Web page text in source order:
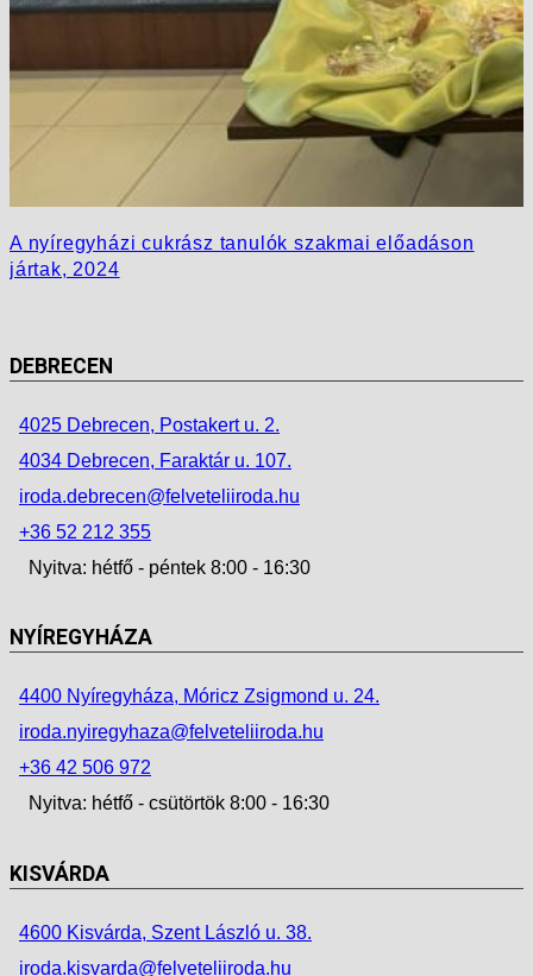
A nyíregyházi cukrász tanulók szakmai előadáson
jártak, 2024
DEBRECEN
4025 Debrecen, Postakert u. 2.
4034 Debrecen, Faraktár u. 107.
iroda.debrecen@felveteliiroda.hu
+36 52 212 355
Nyitva: hétfő - péntek 8:00 - 16:30
NYÍREGYHÁZA
4400 Nyíregyháza, Móricz Zsigmond u. 24.
iroda.nyiregyhaza@felveteliiroda.hu
+36 42 506 972
Nyitva: hétfő - csütörtök 8:00 - 16:30
KISVÁRDA
4600 Kisvárda, Szent László u. 38.
iroda.kisvarda@felveteliiroda.hu